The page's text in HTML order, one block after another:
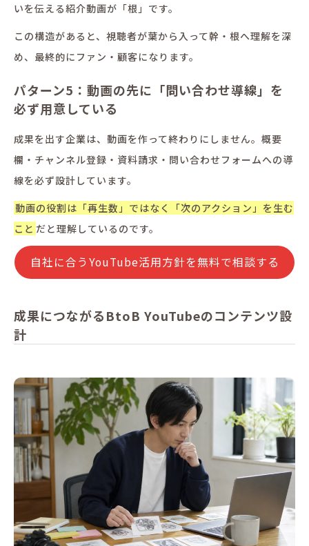
いを伝える紹介動画が「根」です。
この構造があると、視聴者が葉から入って幹・根へ理解を深
め、最終的にファン・顧客になります。
パターン5：動画の先に「問い合わせ導線」を
必ず用意している
成果を出す企業は、動画を作って終わりにしません。概要
欄・チャンネル登録・資料請求・問い合わせフォームへの導
線を必ず設計しています。
動画の役割は「再生数」ではなく「次のアクション」を生む
こと だと理解しているのです。
自社に合うYouTube活用方針を無料で相談する
成果につながるBtoB YouTubeのコンテンツ設
計